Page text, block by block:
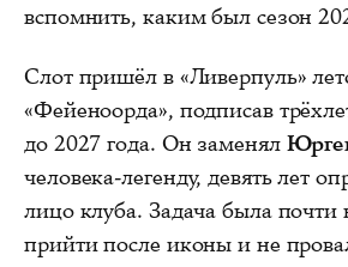
вспомнить, каким был сезон
Слот пришёл в «Ливерпуль»
«Фейеноорда», подписав
до 2027 года. Он заменял
человека-легенду, девять лет
лицо клуба. Задача была
прийти после иконы и не